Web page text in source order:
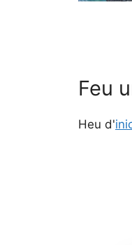
Feu
Heu d'